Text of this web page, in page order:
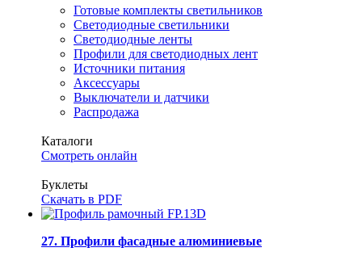
Готовые комплекты светильников
Светодиодные светильники
Светодиодные ленты
Профили для светодиодных лент
Источники питания
Аксессуары
Выключатели и датчики
Распродажа
Каталоги
Смотреть онлайн
Буклеты
Скачать в PDF
27. Профили фасадные алюминиевые